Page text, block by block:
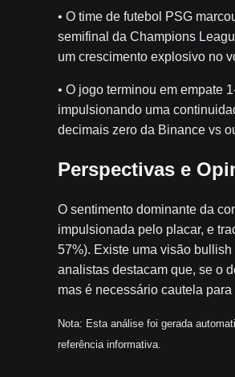
• O time de futebol PSG
semifinal da Champions
um crescimento explosivo no
• O jogo terminou em empate
impulsionando uma
decimais zero da Binance vs
Perspectivas e
O sentimento dominante da
impulsionada pelo placar, e
57%). Existe uma visão
analistas destacam que, se o
mas é necessário cautela
Nota: Esta análise foi gerada
referência informativa.